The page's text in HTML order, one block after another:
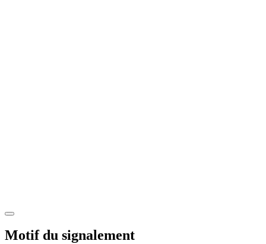
Motif du signalement